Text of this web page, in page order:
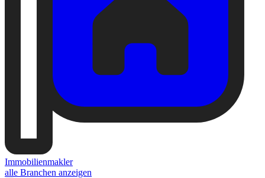
Immobilienmakler
alle Branchen anzeigen